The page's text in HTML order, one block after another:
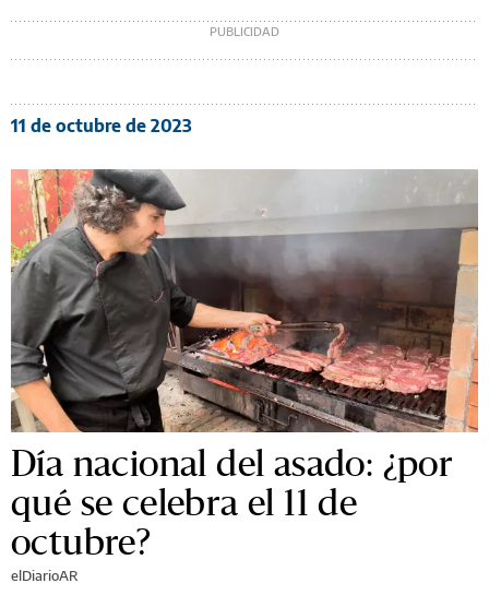
11 de octubre de 2023
Día nacional del asado: ¿por
qué se celebra el 11 de
octubre?
elDiarioAR